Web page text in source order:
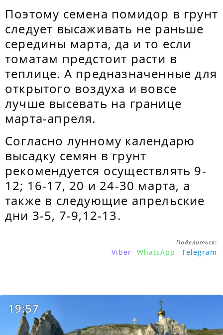
Поэтому семена помидор в грунт
следует высаживать не раньше
середины марта, да и то если
томатам предстоит расти в
теплице. А предназначенные для
открытого воздуха и вовсе
лучше высевать на границе
марта-апреля.
Согласно лунному календарю
высадку семян в грунт
рекомендуется осуществлять 9-
12; 16-17, 20 и 24-30 марта, а
также в следующие апрельские
дни 3-5, 7-9,12-13.
Поделиться:
Viber WhatsApp Telegram
19:57